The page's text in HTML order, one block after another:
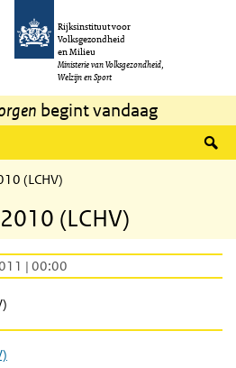
gaan
Rijksinstituut voor
Volksgezondheid
en Milieu
Ministerie van Volksgezondheid,
Welzijn en Sport
begint vandaag
(LCHV)
(LCHV)
| 00:00